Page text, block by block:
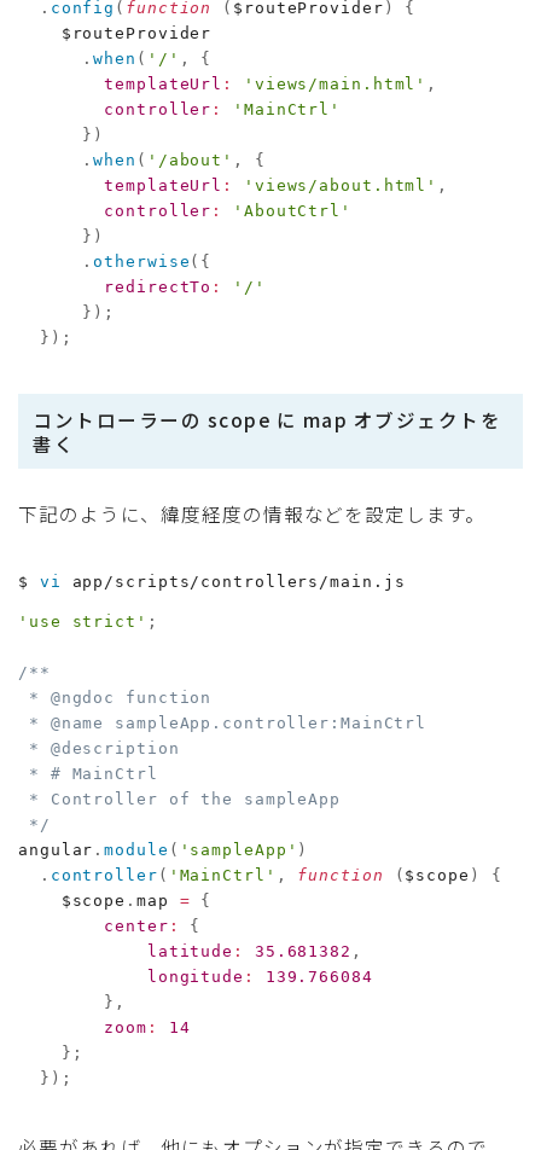
. config ( function ( $routeProvider )
{
    $routeProvider
.when ( '/' ,
{
templateUrl : 'views/main.html' ,
controller :
'MainCtrl'
} )
.when ( '/about' ,
{
templateUrl : 'views/about.html' ,
controller :
'AboutCtrl'
} )
.otherwise ( {
redirectTo :
'/'
} ) ;
} ) ;
コントローラーの scope に map オブジェクトを
書く
下記のように、緯度経度の情報などを設定します。
$ vi app/scripts/controllers/main.js
'use strict' ;
/**
* @ngdoc function
* @name sampleApp.controller:MainCtrl
* @description
* # MainCtrl
* Controller of the sampleApp
*/
angular .module ( 'sampleApp' )
. controller ( 'MainCtrl' , function ( $scope )
{
    $scope
. map =
{
center :
{
latitude : 35.681382 ,
longitude :
139.766084
} ,
zoom :
14
} ;
} ) ;